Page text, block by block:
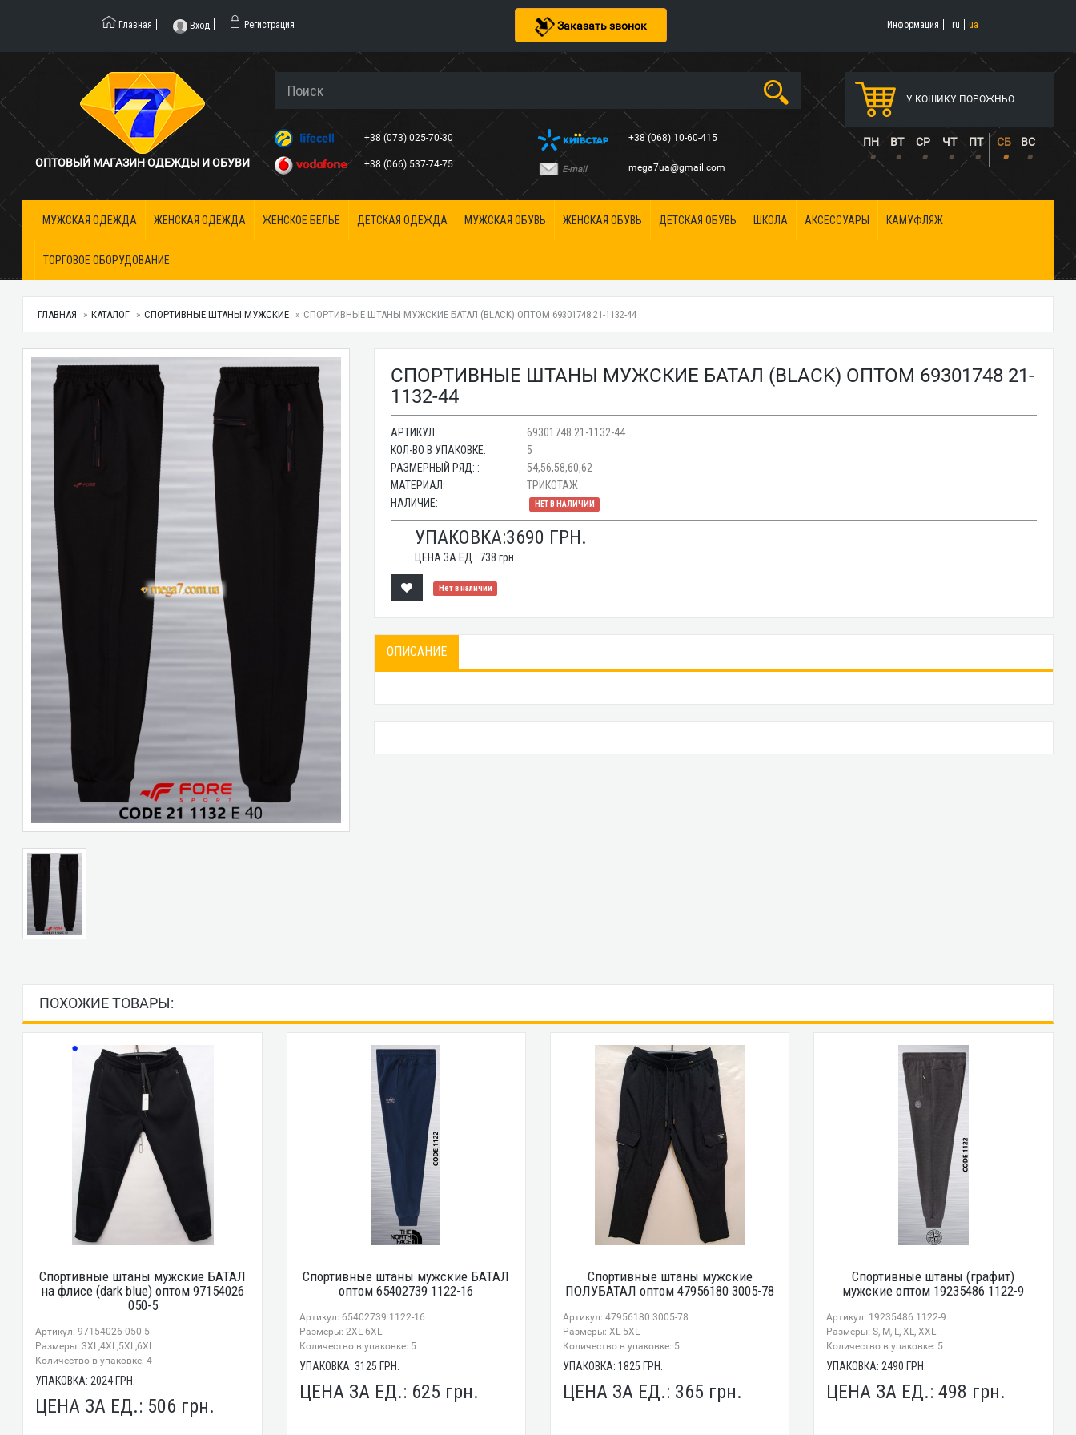
Заказать звонок
Главная Вход Регистрация Информация ru ua
ОПТОВЫЙ МАГАЗИН ОДЕЖДЫ И ОБУВИ
+38 (073) 025-70-30
+38 (066) 537-74-75
+38 (068) 10-60-415
E-mail mega7ua@gmail.com
У КОШИКУ ПОРОЖНЬО
ПН ВТ СР ЧТ ПТ СБ ВС
• • • • • • •
МУЖСКАЯ ОДЕЖДА ЖЕНСКАЯ ОДЕЖДА ЖЕНСКОЕ БЕЛЬЕ ДЕТСКАЯ ОДЕЖДА МУЖСКАЯ ОБУВЬ ЖЕНСКАЯ ОБУВЬ ДЕТСКАЯ ОБУВЬ ШКОЛА АКСЕССУАРЫ КАМУФЛЯЖ
ТОРГОВОЕ ОБОРУДОВАНИЕ
ГЛАВНАЯ КАТАЛОГ СПОРТИВНЫЕ ШТАНЫ МУЖСКИЕ СПОРТИВНЫЕ ШТАНЫ МУЖСКИЕ БАТАЛ (BLACK) ОПТОМ 69301748 21-1132-44
СПОРТИВНЫЕ ШТАНЫ МУЖСКИЕ БАТАЛ (BLACK) ОПТОМ 69301748 21-
1132-44
АРТИКУЛ:
69301748 21-1132-44
КОЛ-ВО В УПАКОВКЕ:
5
РАЗМЕРНЫЙ РЯД: :
54,56,58,60,62
МАТЕРИАЛ:
ТРИКОТАЖ
НАЛИЧИЕ:
НЕТ В НАЛИЧИИ
УПАКОВКА:3690 ГРН.
ЦЕНА ЗА ЕД.: 738 грн.
Нет в наличии
ОПИСАНИЕ
ПОХОЖИЕ ТОВАРЫ:
Спортивные штаны мужские БАТАЛ
на флисе (dark blue) оптом 97154026
050-5
Артикул: 97154026 050-5
Размеры: 3XL,4XL,5XL,6XL
Количество в упаковке: 4
УПАКОВКА:2024 ГРН.
ЦЕНА ЗА ЕД.: 506 грн.
Спортивные штаны мужские БАТАЛ
оптом 65402739 1122-16
Артикул: 65402739 1122-16
Размеры: 2XL-6XL
Количество в упаковке: 5
УПАКОВКА: 3125 ГРН.
ЦЕНА ЗА ЕД.: 625 грн.
Спортивные штаны мужские
ПОЛУБАТАЛ оптом 47956180 3005-78
Артикул: 47956180 3005-78
Размеры: XL-5XL
Количество в упаковке: 5
УПАКОВКА: 1825 ГРН.
ЦЕНА ЗА ЕД.: 365 грн.
Спортивные штаны (графит)
мужские оптом 19235486 1122-9
Артикул: 19235486 1122-9
Размеры: S, M, L, XL, XXL
Количество в упаковке: 5
УПАКОВКА:2490 ГРН.
ЦЕНА ЗА ЕД.:498 грн.